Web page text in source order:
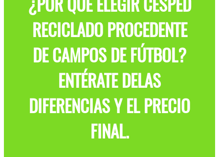
¿POR QUÉ ELEGIR CÉSPED
RECICLADO PROCEDENTE
DE CAMPOS DE FÚTBOL?
ENTÉRATE DELAS
DIFERENCIAS Y EL PRECIO
FINAL.